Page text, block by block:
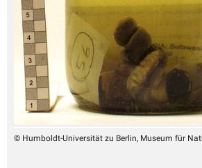
© Humboldt-Universität zu Berlin, Museum für